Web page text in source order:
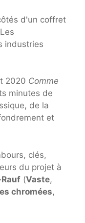
d'un coffret
industries
2020 Comme
minutes de
de la
et
clés,
du projet à
(Vaste,
chromées,